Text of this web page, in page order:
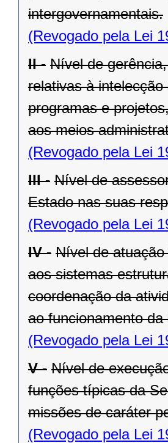
intergovernamentais.
(Revogado pela Lei
II - Nível de
relativas à
progra­mas e
aos meios
(Revogado pela Lei
III - Nível de
Estado nas suas
(Revogado pela Lei
IV - Nível de
aos sistemas
coordenação da
ao funcionamento
(Revogado pela Lei
V - Nível de
funções típicas da
missões de caráter
(Revogado pela Lei